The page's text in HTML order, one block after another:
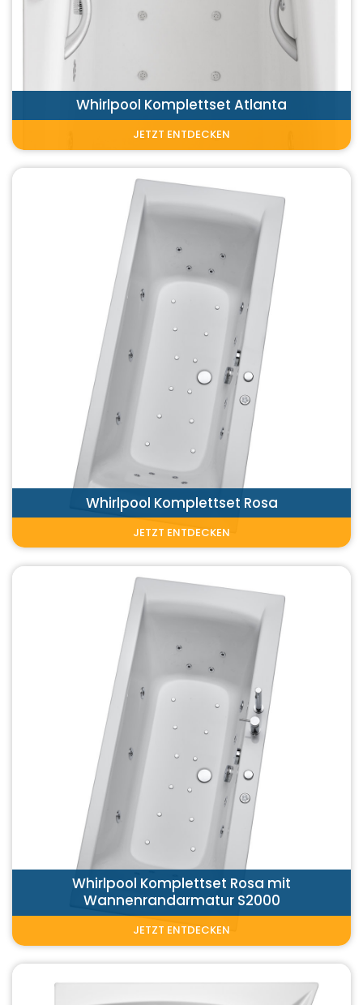
Whirlpool Komplettset Atlanta
JETZT ENTDECKEN
Whirlpool Komplettset Rosa
JETZT ENTDECKEN
Whirlpool Komplettset Rosa mit
Wannenrandarmatur S2000
JETZT ENTDECKEN